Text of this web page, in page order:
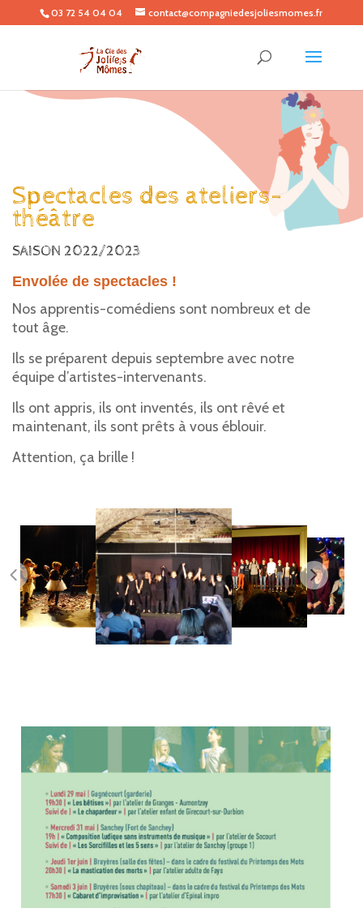
03 72 54 04 04 contact@compagniedesjoliesmomes.fr
Spectacles des ateliers-
théâtre
SAISON 2022/2023
Envolée de spectacles !
Nos apprentis-comédiens sont nombreux et de
tout âge.
Ils se préparent depuis septembre avec notre
équipe d’artistes-intervenants.
Ils ont appris, ils ont inventés, ils ont rêvé et
maintenant, ils sont prêts à vous éblouir.
Attention, ça brille !